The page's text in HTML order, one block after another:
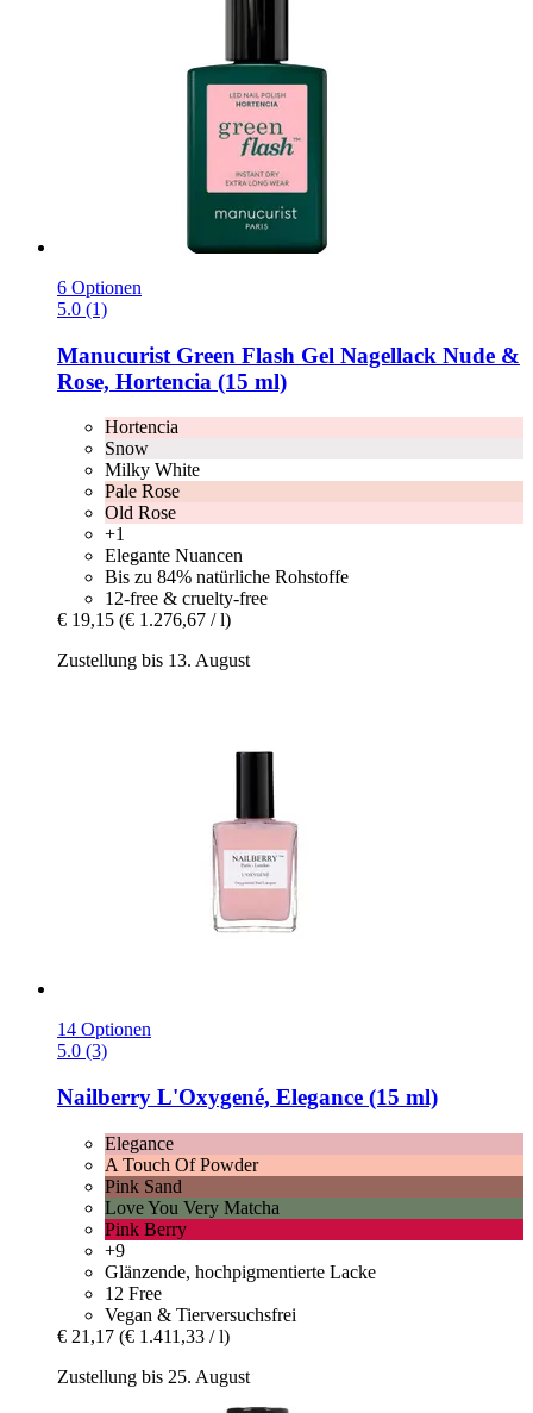
6 Optionen
5.0 (1)
Manucurist Green Flash Gel Nagellack Nude &
Rose, Hortencia (15 ml)
Hortencia
Snow
Milky White
Pale Rose
Old Rose
+1
Elegante Nuancen
Bis zu 84% natürliche Rohstoffe
12-free & cruelty-free
€ 19,15 (€ 1.276,67 / l)
Zustellung bis 13. August
14 Optionen
5.0 (3)
Nailberry L'Oxygené, Elegance (15 ml)
Elegance
A Touch Of Powder
Pink Sand
Love You Very Matcha
Pink Berry
+9
Glänzende, hochpigmentierte Lacke
12 Free
Vegan & Tierversuchsfrei
€ 21,17 (€ 1.411,33 / l)
Zustellung bis 25. August